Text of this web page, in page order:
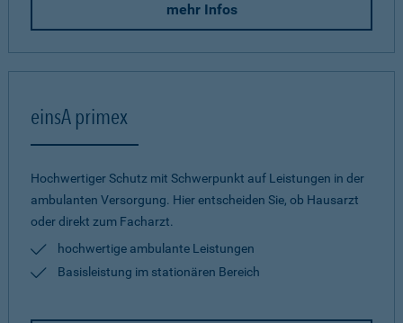
mehr Infos
einsA primex
Hochwertiger Schutz mit Schwerpunkt auf Leistungen in der
ambulanten Versorgung. Hier entscheiden Sie, ob Hausarzt
oder direkt zum Facharzt.
hochwertige ambulante Leistungen
Basisleistung im stationären Bereich